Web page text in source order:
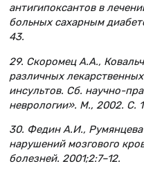
антигипоксантов в
больных сахарным
43.
29. Скоромец А.А.,
различных
инсультов. Сб. научно-
неврологии». М., 2002. С.
30. Федин А.И.,
нарушений мозгового
болезней. 2001;2:7–12.